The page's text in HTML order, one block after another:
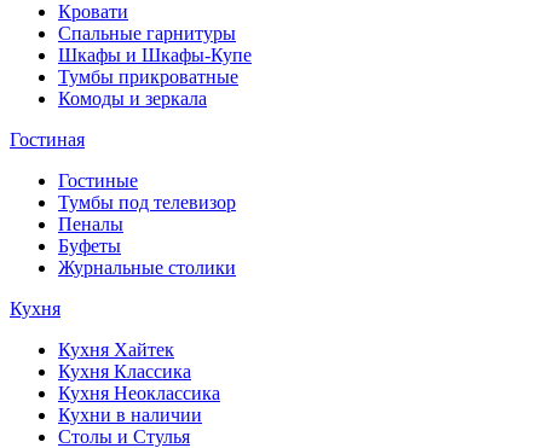
Кровати
Спальные гарнитуры
Шкафы и Шкафы-Купе
Тумбы прикроватные
Комоды и зеркала
Гостиная
Гостиные
Тумбы под телевизор
Пеналы
Буфеты
Журнальные столики
Кухня
Кухня Хайтек
Кухня Классика
Кухня Неоклассика
Кухни в наличии
Столы и Стулья